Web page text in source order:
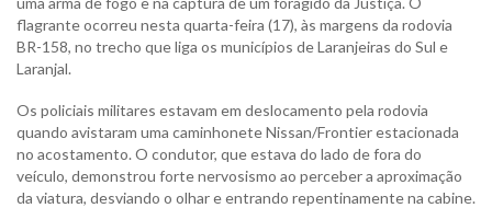
flagrante ocorreu nesta quarta-feira (17), às margens da rodovia
BR-158, no trecho que liga os municípios de Laranjeiras do Sul e
Laranjal.
Os policiais militares estavam em deslocamento pela rodovia
quando avistaram uma caminhonete Nissan/Frontier estacionada
no acostamento. O condutor, que estava do lado de fora do
veículo, demonstrou forte nervosismo ao perceber a aproximação
da viatura, desviando o olhar e entrando repentinamente na cabine.